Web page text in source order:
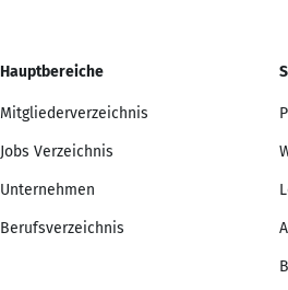
Hauptbereiche
Mitgliederverzeichnis
Jobs Verzeichnis
Unternehmen
Berufsverzeichnis